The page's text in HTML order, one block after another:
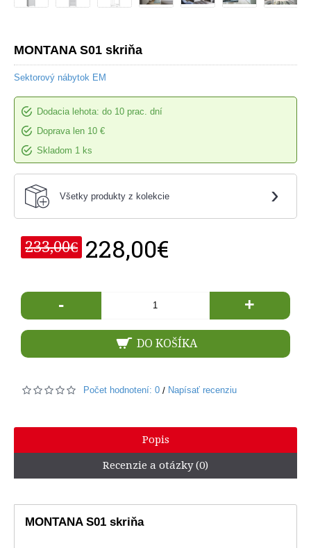
MONTANA S01 skriňa
Sektorový nábytok EM
Dodacia lehota: do 10 prac. dní
Doprava len 10 €
Skladom 1 ks
Všetky produkty z kolekcie ›
233,00€ 228,00€
- +
DO KOŠÍKA
Počet hodnotení: 0 / Napísať recenziu
Popis
Recenzie a otázky (0)
MONTANA S01 skriňa